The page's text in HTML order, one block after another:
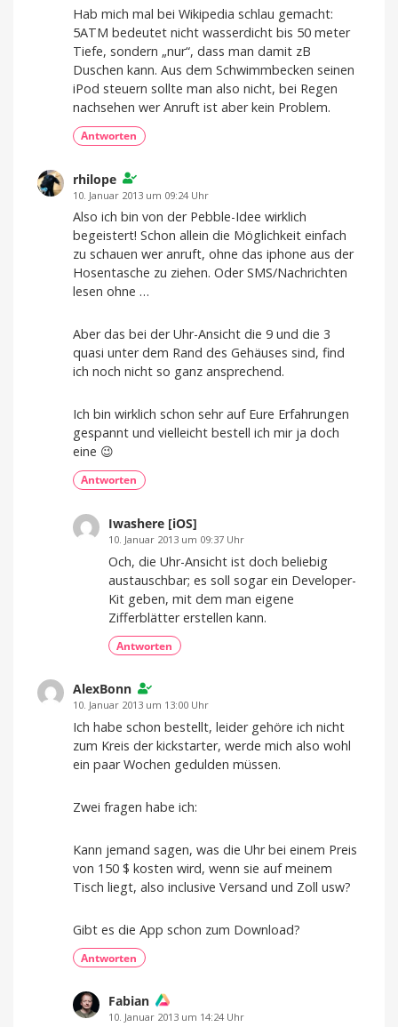
Hab mich mal bei Wikipedia schlau gemacht:
5ATM bedeutet nicht wasserdicht bis 50 meter
Tiefe, sondern „nur“, dass man damit zB
Duschen kann. Aus dem Schwimmbecken seinen
iPod steuern sollte man also nicht, bei Regen
nachsehen wer Anruft ist aber kein Problem.
Antworten
rhilope
10. Januar 2013 um 09:24 Uhr
Also ich bin von der Pebble-Idee wirklich
begeistert! Schon allein die Möglichkeit einfach
zu schauen wer anruft, ohne das iphone aus der
Hosentasche zu ziehen. Oder SMS/Nachrichten
lesen ohne …
Aber das bei der Uhr-Ansicht die 9 und die 3
quasi unter dem Rand des Gehäuses sind, find
ich noch nicht so ganz ansprechend.
Ich bin wirklich schon sehr auf Eure Erfahrungen
gespannt und vielleicht bestell ich mir ja doch
eine 😉
Antworten
Iwashere [iOS]
10. Januar 2013 um 09:37 Uhr
Och, die Uhr-Ansicht ist doch beliebig
austauschbar; es soll sogar ein Developer-
Kit geben, mit dem man eigene
Zifferblätter erstellen kann.
Antworten
AlexBonn
10. Januar 2013 um 13:00 Uhr
Ich habe schon bestellt, leider gehöre ich nicht
zum Kreis der kickstarter, werde mich also wohl
ein paar Wochen gedulden müssen.
Zwei fragen habe ich:
Kann jemand sagen, was die Uhr bei einem Preis
von 150 $ kosten wird, wenn sie auf meinem
Tisch liegt, also inclusive Versand und Zoll usw?
Gibt es die App schon zum Download?
Antworten
Fabian
10. Januar 2013 um 14:24 Uhr